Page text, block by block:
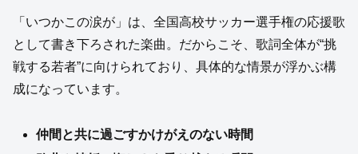
「いつかこの涙が」は、全国高校サッカー選手権の応援歌
として書き下ろされた楽曲。だからこそ、歌詞全体が“挑
戦する若者”に向けられており、具体的な情景が浮かぶ構
成になっています。
仲間と共に過ごすかけがえのない時間